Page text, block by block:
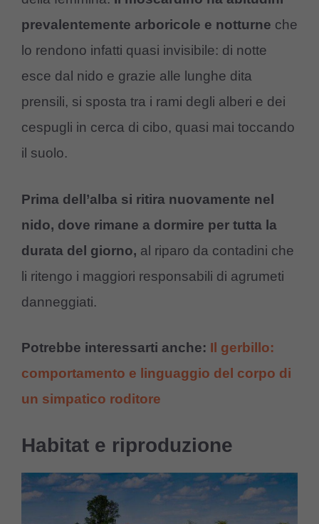
prevalentemente arboricole e notturne che
lo rendono infatti quasi invisibile: di notte
esce dal nido e grazie alle lunghe dita
prensili, si sposta tra i rami degli alberi e dei
cespugli in cerca di cibo, quasi mai toccando
il suolo.
Prima dell’alba si ritira nuovamente nel
nido, dove rimane a dormire per tutta la
durata del giorno, al riparo da contadini che
li ritengo i maggiori responsabili di agrumeti
danneggiati.
Potrebbe interessarti anche: Il gerbillo:
comportamento e linguaggio del corpo di
un simpatico roditore
Habitat e riproduzione